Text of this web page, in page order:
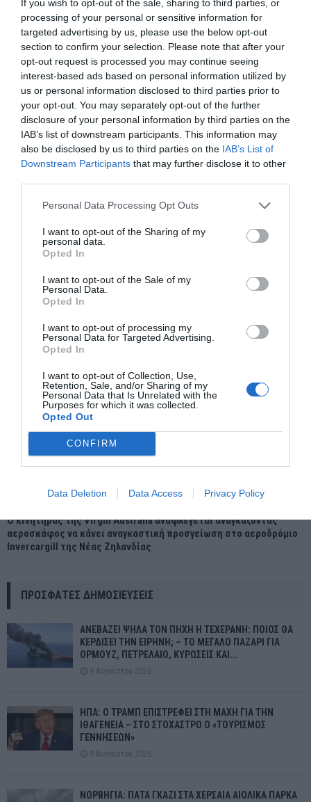
If you wish to opt-out of the sale, sharing to third parties, or
processing of your personal or sensitive information for
targeted advertising by us, please use the below opt-out
section to confirm your selection. Please note that after your
opt-out request is processed you may continue seeing
interest-based ads based on personal information utilized by
us or personal information disclosed to third parties prior to
your opt-out. You may separately opt-out of the further
disclosure of your personal information by third parties on the
IAB’s list of downstream participants. This information may
also be disclosed by us to third parties on the IAB’s List of
Downstream Participants that may further disclose it to other
Personal Data Processing Opt Outs
I want to opt-out of the Sharing of my
personal data.
Opted In
I want to opt-out of the Sale of my
Personal Data.
Opted In
I want to opt-out of processing my
Personal Data for Targeted Advertising.
Opted In
I want to opt-out of Collection, Use,
Retention, Sale, and/or Sharing of my
Personal Data that Is Unrelated with the
Purposes for which it was collected.
Opted Out
CONFIRM
Data Deletion Data Access Privacy Policy
ΑΡΓΟΛΙΚΕΣ ΕΙΔΗΣΕΙΣ: Τραγωδία στη Γκάτζια Αργολίδας –
Καταπλακώθηκε χειριστής χωματουργικού
«ματώσουν» την παγκόσμια οικονομία το 2024
Ο κινητήρας της Virgin Australia αναφλέγεται αναγκάζοντας
αεροσκάφος να κάνει αναγκαστική προσγείωση στο αεροδρόμιο
Invercargill της Νέας Ζηλανδίας
ΠΡΌΣΦΑΤΕΣ ΔΗΜΟΣΙΕΎΣΕΙΣ
ΑΝΕΒΑΖΕΙ ΨΗΛΑ ΤΟΝ ΠΗΧΗ Η ΤΕΧΕΡΑΝΗ: ΠΟΙΟΣ ΘΑ
ΚΕΡΔΙΣΕΙ ΤΗΝ ΕΙΡΗΝΗ; – ΤΟ ΜΕΓΑΛΟ ΠΑΖΑΡΙ ΓΙΑ
ΟΡΜΟΥΖ, ΠΕΤΡΕΛΑΙΟ, ΚΥΡΩΣΕΙΣ ΚΑΙ...
9 Αυγούστου 2026
ΗΠΑ: Ο ΤΡΑΜΠ ΕΠΙΣΤΡΕΦΕΙ ΣΤΗ ΜΑΧΗ ΓΙΑ ΤΗΝ
ΙΘΑΓΕΝΕΙΑ – ΣΤΟ ΣΤΟΧΑΣΤΡΟ Ο «ΤΟΥΡΙΣΜΟΣ
ΓΕΝΝΗΣΕΩΝ»
9 Αυγούστου 2026
ΝΟΡΒΗΓΙΑ: ΠΑΤΑ ΓΚΑΖΙ ΣΤΑ ΧΕΡΣΑΙΑ ΑΙΟΛΙΚΑ ΠΑΡΚΑ